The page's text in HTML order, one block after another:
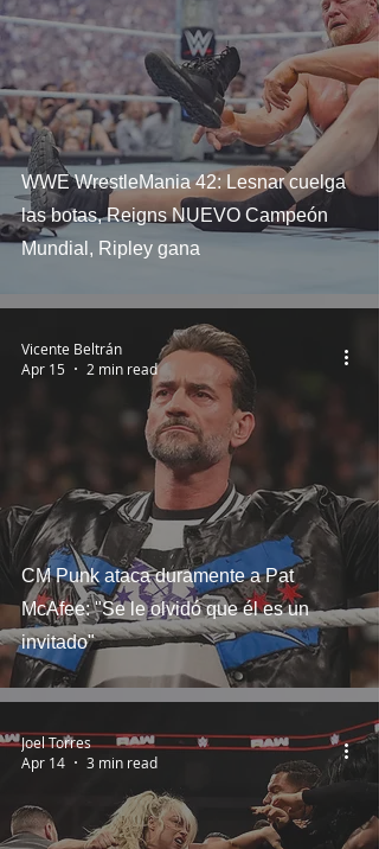
WWE WrestleMania 42: Lesnar cuelga
las botas, Reigns NUEVO Campeón
Mundial, Ripley gana
CM Punk ataca duramente a Pat
McAfee: "Se le olvidó que él es un
invitado"
Vicente Beltrán
Apr 15
2 min read
Joel Torres
Apr 14
3 min read